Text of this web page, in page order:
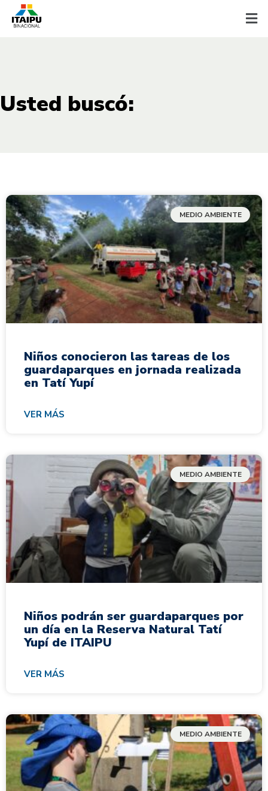
Usted buscó:
MEDIO AMBIENTE
Niños conocieron las tareas de los
guardaparques en jornada realizada
en Tatí Yupí
VER MÁS
MEDIO AMBIENTE
Niños podrán ser guardaparques por
un día en la Reserva Natural Tatí
Yupí de ITAIPU
VER MÁS
MEDIO AMBIENTE